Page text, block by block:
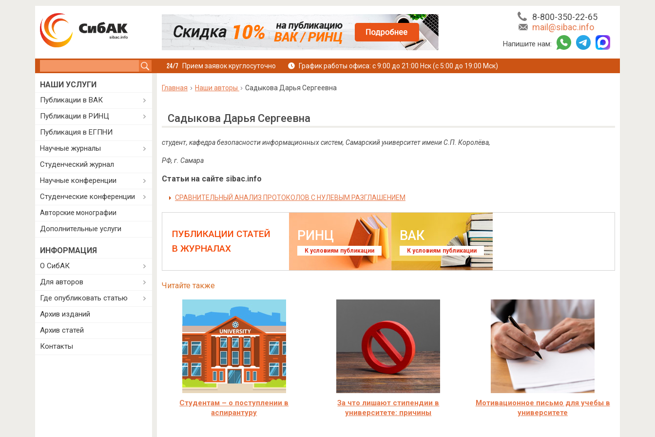
8-800-350-22-65
mail@sibac.info
Напишите нам:
Прием заявок круглосуточно График работы офиса: с 9:00 до 21:00 Нск (с 5:00 до 19:00 Мск)
Главная Наши авторы Садыкова Дарья Сергеевна
Садыкова Дарья Сергеевна
студент, кафедра безопасности информационных систем, Самарский университет имени С.П. Королёва,
РФ, г. Самара
Статьи на сайте sibac.info
СРАВНИТЕЛЬНЫЙ АНАЛИЗ ПРОТОКОЛОВ С НУЛЕВЫМ РАЗГЛАШЕНИЕМ
ПУБЛИКАЦИИ СТАТЕЙ
В ЖУРНАЛАХ
РИНЦ
К условиям публикации
ВАК
К условиям публикации
Читайте также
Студентам – о поступлении в
аспирантуру
За что лишают стипендии в
университете: причины
Мотивационное письмо для учебы в
университете
НАШИ УСЛУГИ
Публикации в ВАК
Публикации в РИНЦ
Публикация в ЕГПНИ
Научные журналы
Студенческий журнал
Научные конференции
Студенческие конференции
Авторские монографии
Дополнительные услуги
ИНФОРМАЦИЯ
О СибАК
Для авторов
Где опубликовать статью
Архив изданий
Архив статей
Контакты